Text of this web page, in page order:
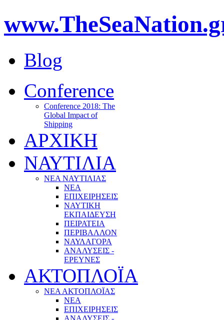
Blog
Conference
Conference 2018: The
Global Impact of
Shipping
ΑΡΧΙΚΗ
ΝΑΥΤΙΛΙΑ
ΝΕΑ ΝΑΥΤΙΛΙΑΣ
ΝΕΑ
ΕΠΙΧΕΙΡΗΣΕΙΣ
ΝΑΥΤΙΚΗ
ΕΚΠΑΙΔΕΥΣΗ
ΠΕΙΡΑΤΕΙΑ
ΠΕΡΙΒΑΛΛΟΝ
ΝΑΥΛΑΓΟΡΑ
ΑΝΑΛΥΣΕΙΣ -
ΕΡΕΥΝΕΣ
ΑΚΤΟΠΛΟΪΑ
ΝΕΑ ΑΚΤΟΠΛΟΪΑΣ
ΝΕΑ
ΕΠΙΧΕΙΡΗΣΕΙΣ
ΑΝΑΛΥΣΕΙΣ -